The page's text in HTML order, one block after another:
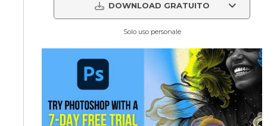
DOWNLOAD GRATUITO
Solo uso personale